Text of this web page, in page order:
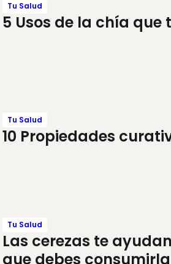
Tu Salud
5 Usos de la chía que
Tu Salud
10 Propiedades
Tu Salud
Las cerezas te
que debes consumirla